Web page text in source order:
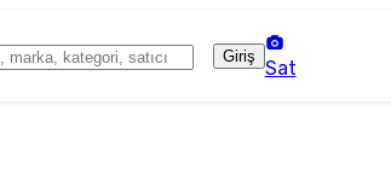
Giriş
Sat